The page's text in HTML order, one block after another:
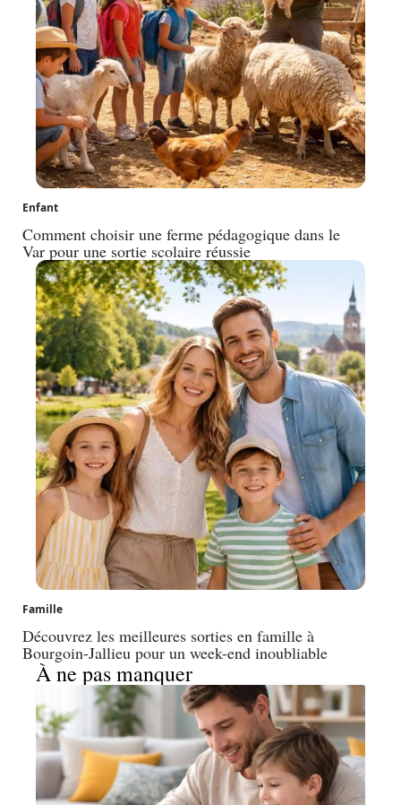
Enfant
Comment choisir une ferme pédagogique dans le
Var pour une sortie scolaire réussie
Famille
Découvrez les meilleures sorties en famille à
Bourgoin-Jallieu pour un week-end inoubliable
À ne pas manquer